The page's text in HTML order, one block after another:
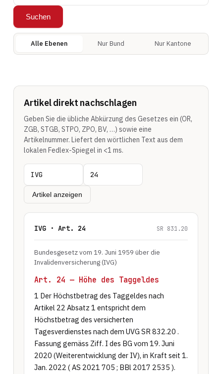
Suchen
Alle Ebenen Nur Bund Nur Kantone
Artikel direkt nachschlagen
Geben Sie die übliche Abkürzung des Gesetzes ein (OR,
ZGB, STGB, STPO, ZPO, BV, …) sowie eine
Artikelnummer. Liefert den wörtlichen Text aus dem
lokalen Fedlex-Spiegel in <1 ms.
Artikel anzeigen
IVG · Art. 24 SR 831.20
Bundesgesetz vom 19. Juni 1959 über die
Invalidenversicherung (IVG)
Art. 24 — Höhe des Taggeldes
1 Der Höchstbetrag des Taggeldes nach
Artikel 22 Absatz 1 entspricht dem
Höchstbetrag des versicherten
Tagesverdienstes nach dem UVG SR 832.20 .
Fassung gemäss Ziff. I des BG vom 19. Juni
2020 (Weiterentwicklung der IV), in Kraft seit 1.
Jan. 2022 ( AS 2021 705 ; BBl 2017 2535 ).